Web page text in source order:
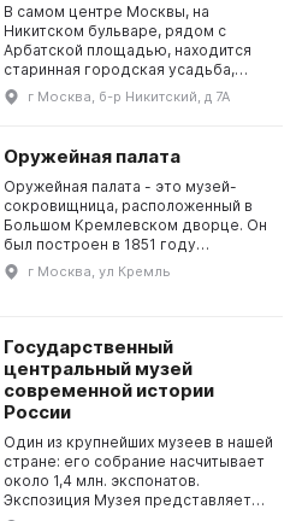
В самом центре Москвы, на
Никитском бульваре, рядом с
Арбатской площадью, находится
старинная городская усадьба,
ансамбль которой начал
складываться еще в XVII веке.
России музей Николая Васильевича
Гоголя и научная библиотека. Дом
Гоголя был открыт в 1923 году по
иниц...
г Москва, б-р Никитский, д 7А
Оружейная палата
Оружейная палата - это музей-
сокровищница, расположенный в
Большом Кремлевском дворце. Он
был построен в 1851 году
архитектором Константином Тоном.
Здесь хранятся драгоценные
Кремля, а также государственные
регалии, парадная царская одежда,
п...
г Москва, ул Кремль
Государственный
центральный музей
современной истории
России
Один из крупнейших музеев в нашей
стране: его собрание насчитывает
около 1,4 млн. экспонатов.
Экспозиция Музея представляет